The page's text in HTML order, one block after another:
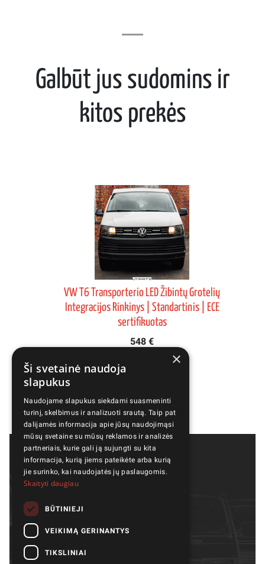
Galbūt jus sudomins ir
kitos prekės
VW T6 Transporterio LED Žibintų Grotelių
Integracijos Rinkinys | Standartinis | ECE
sertifikuotas
548 €
Dalys ir aksesuarai
×
Ši svetainė naudoja
slapukus
Naudojame slapukus siekdami suasmeninti
turinį, skelbimus ir analizuoti srautą. Taip pat
dalijamės informacija apie jūsų naudojimąsi
mūsų svetaine su mūsų reklamos ir analizės
partneriais, kurie gali ją sujungti su kita
informacija, kurią jiems pateikėte arba kurią
jie surinko, kai naudojatės jų paslaugomis.
Skaityti daugiau
BŪTINIEJI
VEIKIMĄ GERINANTYS
TIKSLINIAI